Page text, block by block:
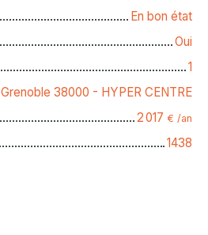
En bon état
Oui
1
Grenoble 38000 - HYPER CENTRE
2 017 € /an
1438